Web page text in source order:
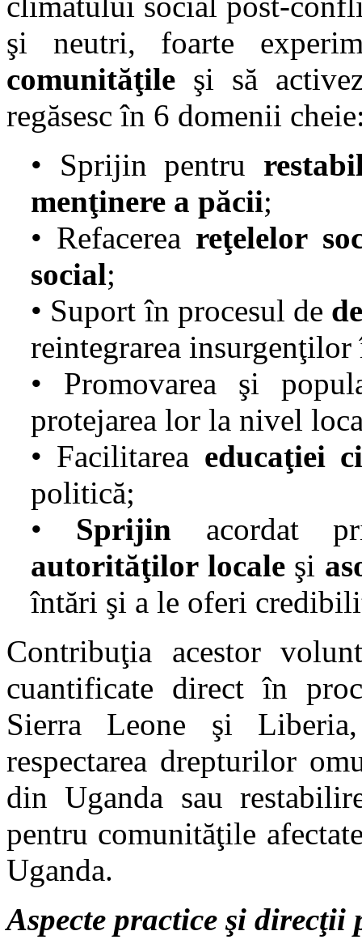
şi neutri, foarte
comunităţile şi să
regăsesc în 6 domenii
• Sprijin pentru
menţinere a păcii;
• Refacerea reţelelor
social;
• Suport în procesul de
reintegrarea insurgenţilor
• Promovarea şi
protejarea lor la nivel
• Facilitarea educaţiei
politică;
• Sprijin acordat
autorităţilor localeşi
întări şi a le oferi
Contribuţia acestor
cuantificate direct în
Sierra Leone şi
respectarea drepturilor
din Uganda sau
pentru comunităţile
Uganda.
Aspecte practice şi